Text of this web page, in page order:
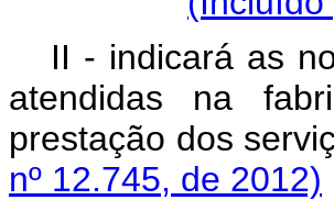
II - indicará as
atendidas na
prestação
nº 12.745, de 2012)